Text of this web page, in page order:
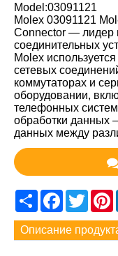
Model:03091121
Molex 03091121
Connector — лидер
соединительных
Molex
сетевых
коммутаторах и
оборудовании,
телефонных
обработки данных
данных между
ShareFacebook
Описание